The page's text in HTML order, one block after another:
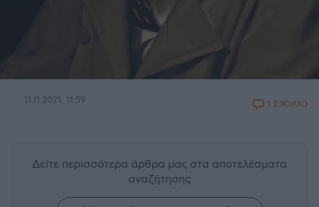
11.11.2021, 11:59 1 ΣΧΟΛΙΟ
Δείτε περισσότερα άρθρα μας στα αποτελέσματα
αναζήτησης